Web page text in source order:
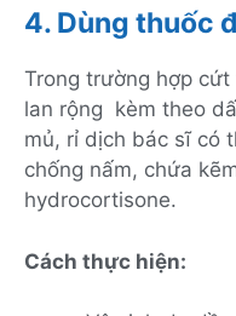
4. Dùng thuốc
Trong trường hợp
lan rộng kèm theo
mủ, rỉ dịch bác sĩ có
chống nấm, chứa
hydrocortisone.
Cách thực hiện: